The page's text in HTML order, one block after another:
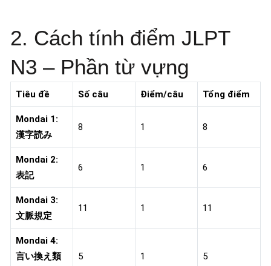
2. Cách tính điểm JLPT
N3 – Phần từ vựng
Tiêu đề Số câu Điểm/câu Tổng điểm
Mondai 1:
漢字読み
8 1 8
Mondai 2:
表記
6 1 6
Mondai 3:
文脈規定
11 1 11
Mondai 4:
言い換え類
5 1 5